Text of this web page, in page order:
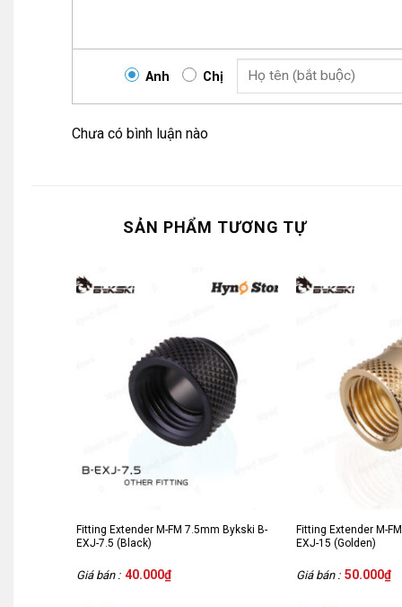
Anh Chị
Chưa có bình luận nào
SẢN PHẨM TƯƠNG TỰ
Fitting Extender M-FM 7.5mm Bykski B-
EXJ-7.5 (Black)
Giá bán : 40.000₫
Fitting Extender M-
EXJ-15 (Golden)
Giá bán : 50.000₫